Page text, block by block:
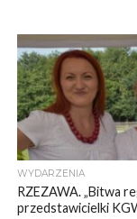
WYDARZENIA
RZEZAWA. „Bitwa
przedstawicielki